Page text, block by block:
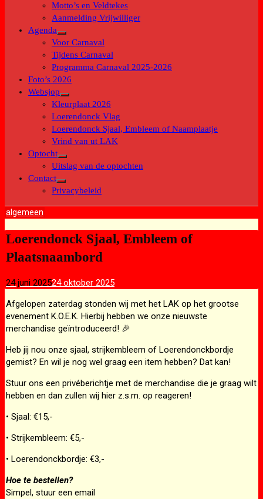
Motto’s en Veldtekes
Aanmelding Vrijwilliger
Agenda
Toon
submenu
Voor Carnaval
Tijdens Carnaval
Programma Carnaval 2025-2026
Foto’s 2026
Websjop
Toon
submenu
Kleurplaat 2026
Loerendonck Vlag
Loerendonck Sjaal, Embleem of Naamplaatje
Vrind van ut LAK
Optocht
Toon
submenu
Uitslag van de optochten
Contact
Toon
submenu
Privacybeleid
algemeen
Loerendonck Sjaal, Embleem of
Plaatsnaambord
24 juni 202524 oktober 2025
Afgelopen zaterdag stonden wij met het LAK op het grootse
evenement K.O.E.K. Hierbij hebben we onze nieuwste
merchandise geïntroduceerd! 🎉
Heb jij nou onze sjaal, strijkembleem of Loerendonckbordje
gemist? En wil je nog wel graag een item hebben? Dat kan!
Stuur ons een privéberichtje met de merchandise die je graag wilt
hebben en dan zullen wij hier z.s.m. op reageren!
• Sjaal: €15,-
• Strijkembleem: €5,-
• Loerendonckbordje: €3,-
Hoe te bestellen?
Simpel, stuur een email